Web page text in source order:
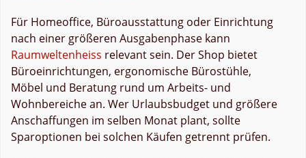
Für Homeoffice, Büroausstattung oder Einrichtung
nach einer größeren Ausgabenphase kann
Raumweltenheiss relevant sein. Der Shop bietet
Büroeinrichtungen, ergonomische Bürostühle,
Möbel und Beratung rund um Arbeits- und
Wohnbereiche an. Wer Urlaubsbudget und größere
Anschaffungen im selben Monat plant, sollte
Sparoptionen bei solchen Käufen getrennt prüfen.